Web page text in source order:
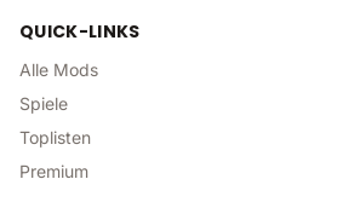
QUICK-LINKS
Alle Mods
Spiele
Toplisten
Premium